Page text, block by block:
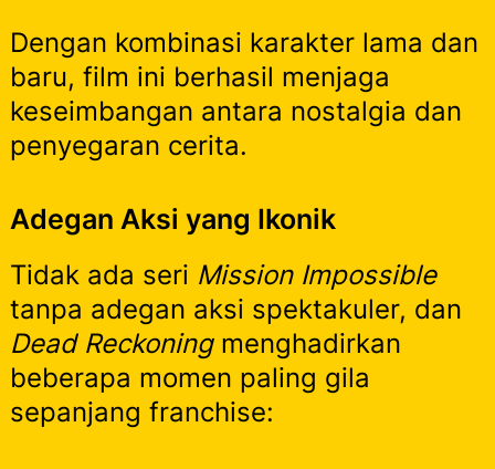
Dengan kombinasi karakter lama dan
baru, film ini berhasil menjaga
keseimbangan antara nostalgia dan
penyegaran cerita.
Adegan Aksi yang Ikonik
Tidak ada seri Mission Impossible
tanpa adegan aksi spektakuler, dan
Dead Reckoningmenghadirkan
beberapa momen paling gila
sepanjang franchise: